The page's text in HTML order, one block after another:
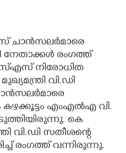
ചാന്‍സലര്‍മാരെ
നേതാക്കള്‍ രംഗത്ത്
നിരോധിത
വി.ഡി
കഴക്കൂട്ടം എംഎല്‍എ വി.
കെ
വി.ഡി സതീശന്റെ
രംഗത്ത് വന്നിരുന്നു.